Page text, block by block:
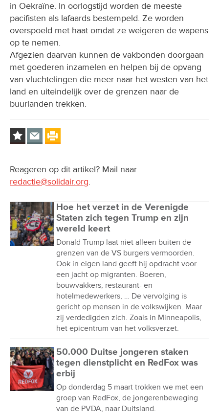
in Oekraïne. In oorlogstijd worden de meeste
pacifisten als lafaards bestempeld. Ze worden
overspoeld met haat omdat ze weigeren de wapens
op te nemen.
Afgezien daarvan kunnen de vakbonden doorgaan
met goederen inzamelen en helpen bij de opvang
van vluchtelingen die meer naar het westen van het
land en uiteindelijk over de grenzen naar de
buurlanden trekken.
Reageren op dit artikel? Mail naar
redactie@solidair.org.
Hoe het verzet in de Verenigde
Staten zich tegen Trump en zijn
wereld keert
Donald Trump laat niet alleen buiten de
grenzen van de VS burgers vermoorden.
Ook in eigen land geeft hij opdracht voor
een jacht op migranten. Boeren,
bouwvakkers, restaurant- en
hotelmedewerkers, … De vervolging is
gericht op mensen in de volkswijken. Maar
zij verdedigden zich. Zoals in Minneapolis,
het epicentrum van het volksverzet.
50.000 Duitse jongeren staken
tegen dienstplicht en RedFox was
erbij
Op donderdag 5 maart trokken we met een
groep van RedFox, de jongerenbeweging
van de PVDA, naar Duitsland.